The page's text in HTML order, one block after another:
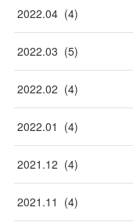
2022.04 (4)
2022.03 (5)
2022.02 (4)
2022.01 (4)
2021 .12 (4)
2021 .11 (4)